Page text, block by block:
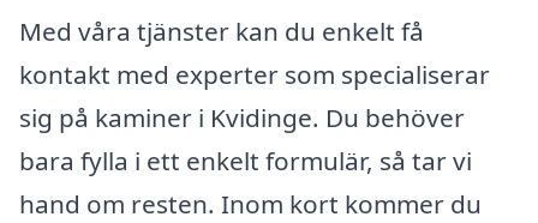
Med våra tjänster kan du enkelt få
kontakt med experter som specialiserar
sig på kaminer i Kvidinge. Du behöver
bara fylla i ett enkelt formulär, så tar vi
hand om resten. Inom kort kommer du